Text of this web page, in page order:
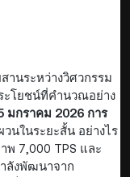
านระหว่างวิศวกรรม
ะโยชน์ที่คำนวณอย่าง
มกราคม 2026 การ
นในระยะสั้น อย่างไร
7,000 TPS และ
ลังพัฒนาจาก